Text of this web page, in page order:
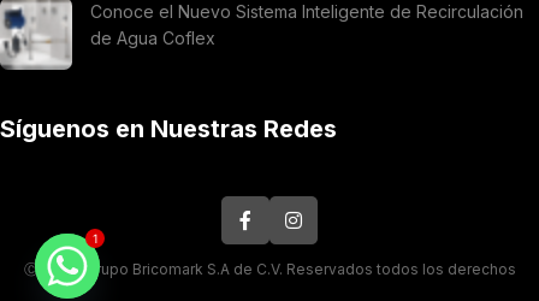
Conoce el Nuevo Sistema Inteligente de Recirculación
de Agua Coflex
Síguenos en Nuestras Redes
Ⓒ 2026. Grupo Bricomark S.A de C.V. Reservados todos los derechos
1